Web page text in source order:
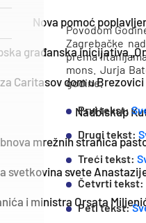
Nova pomoć
građanska inicijativa
Caritasov dom u Brezovici
Nadbiskup
mrežnih stranica
svetkovina svete
i ministra Orsata
Povodom
Zagrebačke
prema
mons. Jurja
godine.
Prvi tekst:
Drugi tekst:
Treći tekst:
Četvrti tekst:
Peti tekst: